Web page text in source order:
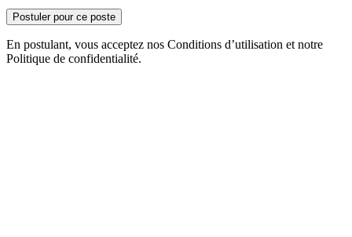
Postuler pour ce poste
En postulant, vous acceptez nos Conditions d’utilisation et notre
Politique de confidentialité.